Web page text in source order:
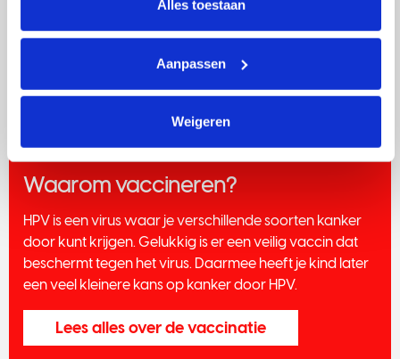
Alles toestaan
Aanpassen
Weigeren
het ontstaan van kanker zit meestal meer dan 10 tot 15
jaar.
Meer informatie over HPV vind je op de
Waarom vaccineren?
HPV is een virus waar je verschillende soorten kanker
door kunt krijgen. Gelukkig is er een veilig vaccin dat
beschermt tegen het virus. Daarmee heeft je kind later
een veel kleinere kans op kanker door HPV.
Lees alles over de vaccinatie